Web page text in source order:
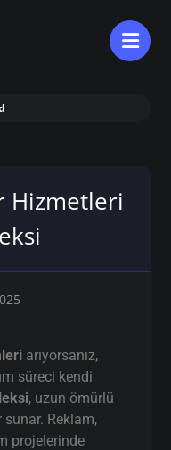
Hizmetleri
arıyorsanız,
süreci kendi
, uzun ömürlü
Reklam,
projelerinde